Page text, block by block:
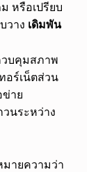
หรือเปรียบ
วาง เดิมพัน
วบคุมสภาพ
อร์เน็ตส่วน
ข่าย
นระหว่าง
มายความว่า